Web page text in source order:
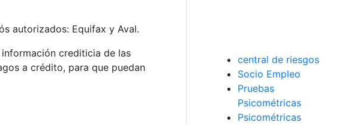
autorizados: Equifax y Aval.
crediticia de las
a crédito, para que puedan
central de riesgos
Socio Empleo
Pruebas
Psicométricas
Psicométricas